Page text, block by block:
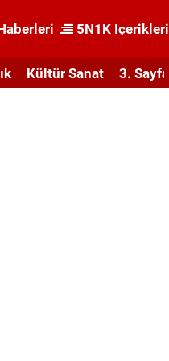
5N1K İçerikleri
Kültür Sanat 3. Sayfa